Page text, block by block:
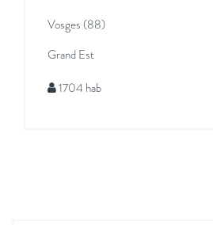
Vosges (88)
Grand Est
1704 hab